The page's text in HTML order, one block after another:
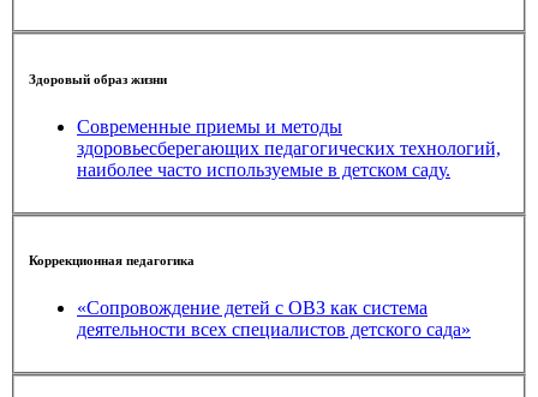
Здоровый образ жизни
Современные приемы и методы
здоровьесберегающих педагогических технологий,
наиболее часто используемые в детском саду.
Коррекционная педагогика
«Сопровождение детей с ОВЗ как система
деятельности всех специалистов детского сада»